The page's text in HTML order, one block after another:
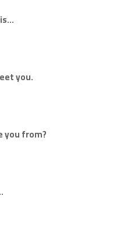
you.
you from?